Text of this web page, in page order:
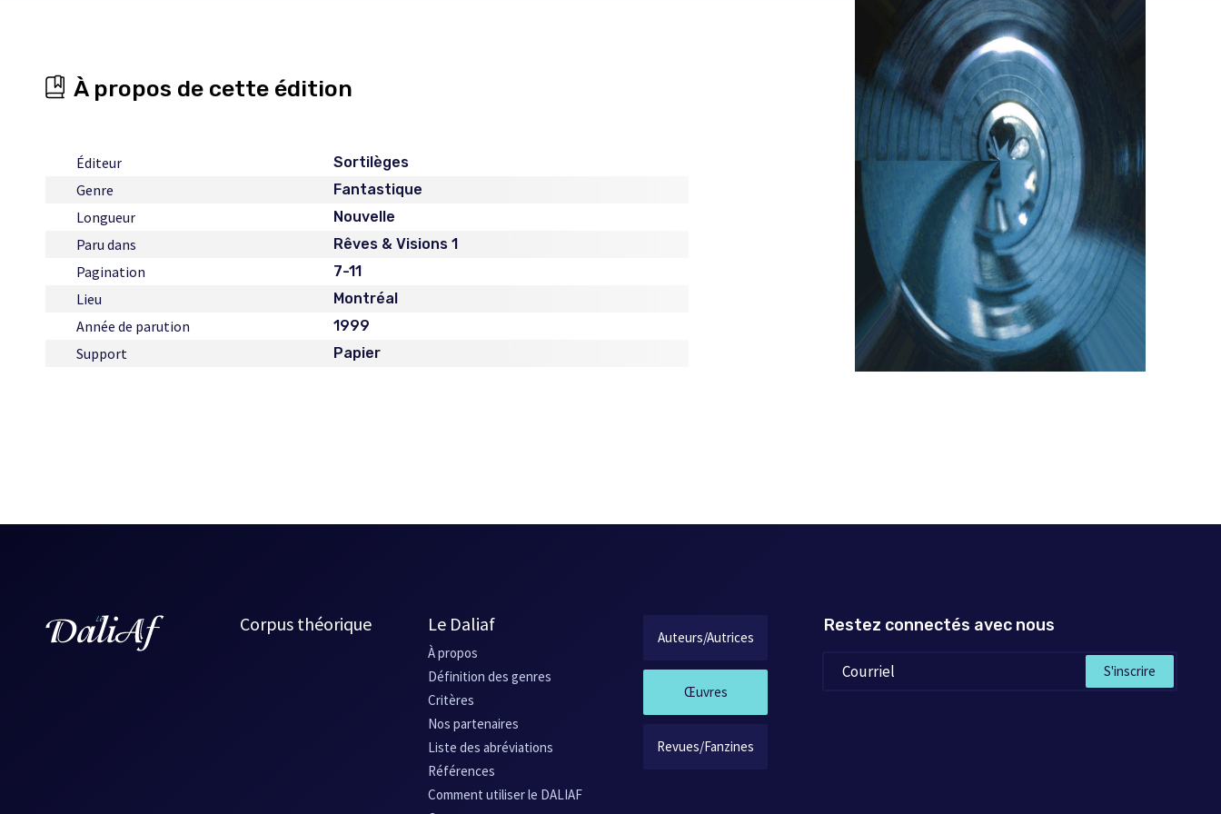
À propos de cette édition
Éditeur Sortilèges
Genre Fantastique
Longueur Nouvelle
Paru dans Rêves & Visions 1
Pagination 7-11
Lieu Montréal
Année de parution 1999
Support Papier
Corpus théorique Le Daliaf
À propos
Définition des genres
Critères
Nos partenaires
Liste des abréviations
Références
Comment utiliser le DALIAF
Auteurs/Autrices
Œuvres
Revues/Fanzines
Restez connectés avec nous
S'inscrire